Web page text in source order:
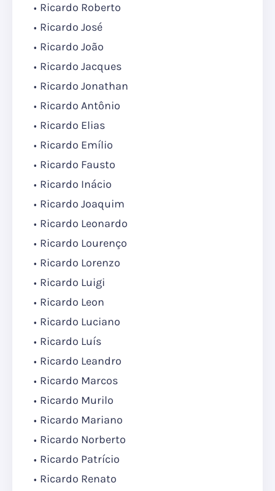
Ricardo Roberto
Ricardo José
Ricardo João
Ricardo Jacques
Ricardo Jonathan
Ricardo Antônio
Ricardo Elias
Ricardo Emílio
Ricardo Fausto
Ricardo Inácio
Ricardo Joaquim
Ricardo Leonardo
Ricardo Lourenço
Ricardo Lorenzo
Ricardo Luigi
Ricardo Leon
Ricardo Luciano
Ricardo Luís
Ricardo Leandro
Ricardo Marcos
Ricardo Murilo
Ricardo Mariano
Ricardo Norberto
Ricardo Patrício
Ricardo Renato